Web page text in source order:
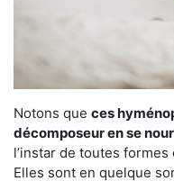
Notons que ces
décomposeur en se
l’instar de toutes formes
Elles sont en quelque